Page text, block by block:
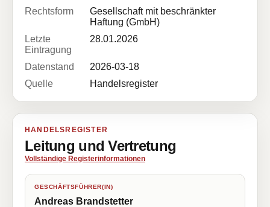
Rechtsform
Gesellschaft mit beschränkter
Haftung (GmbH)
Letzte
Eintragung
28.01.2026
Datenstand
2026-03-18
Quelle
Handelsregister
HANDELSREGISTER
Leitung und Vertretung
Vollständige Registerinformationen
GESCHÄFTSFÜHRER(IN)
Andreas Brandstetter